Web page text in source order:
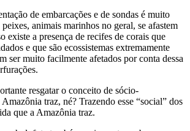
de embarcações e de sondas é muito
animais marinhos no geral, se afastem
existe a presença de recifes de corais que
e que são ecossistemas extremamente
ser muito facilmente afetados por conta dessa
resgatar o conceito de sócio-
traz, né? Trazendo esse “social” dos
que a Amazônia traz.